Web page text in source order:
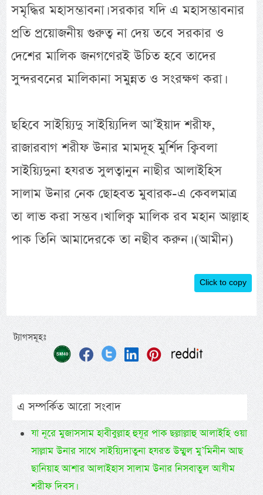
সমৃদ্ধির মহাসম্ভাবনা। সরকার যদি এ মহাসম্ভাবনার
প্রতি প্রয়োজনীয় গুরুত্ব না দেয় তবে সরকার ও
দেশের মালিক জনগণেরই উচিত হবে তাদের
সুন্দরবনের মালিকানা সমুন্নত ও সংরক্ষণ করা।
ছহিবে সাইয়্যিদু সাইয়্যিদিল আ’ইয়াদ শরীফ,
রাজারবাগ শরীফ উনার মামদূহ মুর্র্শিদ ক্বিবলা
সাইয়্যিদুনা হযরত সুলত্বানুন নাছীর আলাইহিস
সালাম উনার নেক ছোহবত মুবারক-এ কেবলমাত্র
তা লাভ করা সম্ভব। খালিক্ব মালিক রব মহান আল্লাহ
পাক তিনি আমাদেরকে তা নছীব করুন। (আমীন)
Click to copy
ট্যাগসমূহঃ
এ সম্পর্কিত আরো সংবাদ
যা নূরে মুজাসসাম হাবীবুল্লাহ হুযূর পাক ছল্লাল্লাহু আলাইহি ওয়া
সাল্লাম উনার সাথে সাইয়্যিদাতুনা হযরত উম্মুল মু’মিনীন আছ
ছানিয়াহ আশার আলাইহাস সালাম উনার নিসবাতুল আযীম
শরীফ দিবস।